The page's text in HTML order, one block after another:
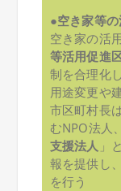
●空き家等
空き家の活
等活用促進
制を合理化
用途変更や
市区町村長
むNPO法人
支援法人 」
報を提供し
を行う